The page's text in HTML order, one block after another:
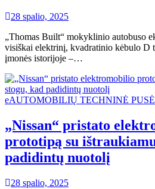
28 spalio, 2025
„Thomas Built“ mokyklinio autobuso
visiškai elektrinį, kvadratinio kėbulo D
įmonės istorijoje –…
eAUTOMOBILIŲ TECHNINĖ PUSĖ
„Nissan“ pristato
prototipą su
padidintų nuotolį
28 spalio, 2025